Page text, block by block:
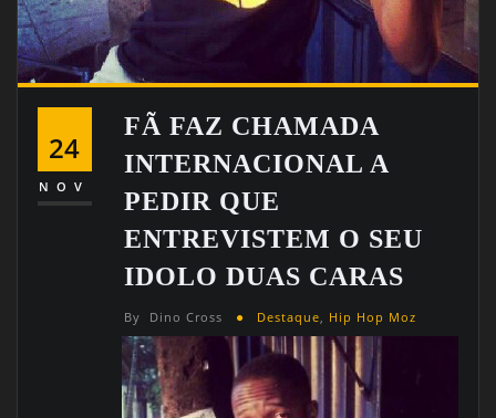
24
NOV
FÃ FAZ CHAMADA
INTERNACIONAL A
PEDIR QUE
ENTREVISTEM O SEU
IDOLO DUAS CARAS
By Dino Cross Destaque, Hip Hop Moz